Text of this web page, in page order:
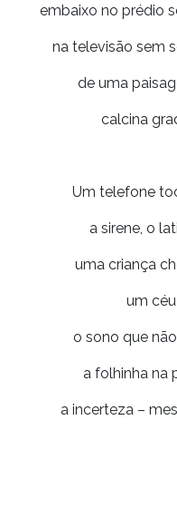
embaixo no prédio
na televisão sem
de uma
calcina
Um telefone
a sirene, o
uma criança
um
o sono que
a folhinha na
a incerteza –